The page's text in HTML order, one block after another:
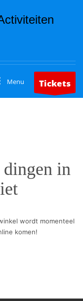
Tickets
in
wordt momenteel
komen!